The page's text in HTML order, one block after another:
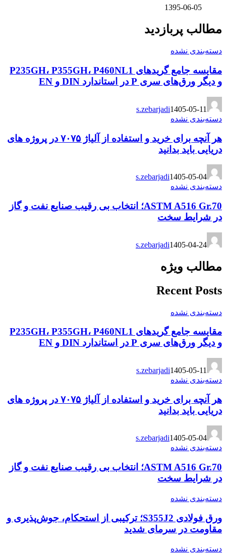
1395-06-05
مطالب پربازدید
دسته‌بندی نشده
مقایسه جامع گریدهای P235GH، P355GH، P460NL1
و دیگر ورق‌های سری P در استاندارد DIN و EN
s.zebarjadi1405-05-11
دسته‌بندی نشده
هر آنچه برای خرید و استفاده از آلیاژ ۷۰۷۵ در پروژه های
دریایی باید بدانید
s.zebarjadi1405-05-04
دسته‌بندی نشده
ASTM A516 Gr.70؛ انتخاب بی رقیب صنایع نفت و گاز
در شرایط سخت
s.zebarjadi1405-04-24
مطالب ویژه
Recent Posts
دسته‌بندی نشده
مقایسه جامع گریدهای P235GH، P355GH، P460NL1
و دیگر ورق‌های سری P در استاندارد DIN و EN
s.zebarjadi1405-05-11
دسته‌بندی نشده
هر آنچه برای خرید و استفاده از آلیاژ ۷۰۷۵ در پروژه های
دریایی باید بدانید
s.zebarjadi1405-05-04
دسته‌بندی نشده
ASTM A516 Gr.70؛ انتخاب بی رقیب صنایع نفت و گاز
در شرایط سخت
دسته‌بندی نشده
ورق فولادی S355J2؛ ترکیبی از استحکام، جوش‌پذیری و
مقاومت در سرمای شدید
دسته‌بندی نشده